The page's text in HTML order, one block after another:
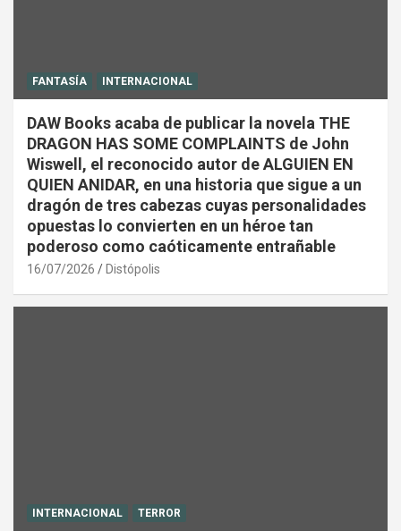
FANTASÍA INTERNACIONAL
DAW Books acaba de publicar la novela THE
DRAGON HAS SOME COMPLAINTS de John
Wiswell, el reconocido autor de ALGUIEN EN
QUIEN ANIDAR, en una historia que sigue a un
dragón de tres cabezas cuyas personalidades
opuestas lo convierten en un héroe tan
poderoso como caóticamente entrañable
16/07/2026 Distópolis
INTERNACIONAL TERROR